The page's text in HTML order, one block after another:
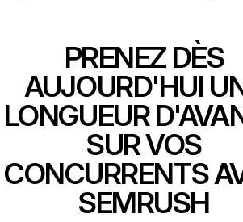
PRENEZ DÈS
AUJOURD'HUI
LONGUEUR
SUR VOS
CONCURRENTS
SEMRUSH